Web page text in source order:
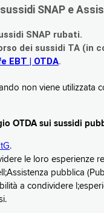
SNAP e
SNAP rubati.
dei sussidi TA (in
EBT | OTDA.
non viene utilizzata
OTDA sui sussidi
.
le loro esperienze
pubblica
a condividere